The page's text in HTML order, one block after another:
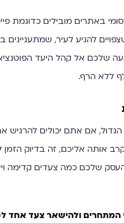
באתרים מובילים כדוגמת
להגיע לעיר, שמתעניינים
שלכם אל קהל היעד
ללא הרף.
אם אתם יכולים
אותה אליכם, זה בדיוק הזמן
שלכם כמה צעדים קדימה
ולהישאר צעד אחד